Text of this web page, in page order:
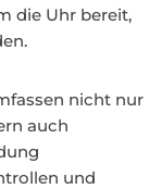
die Uhr bereit,
nicht nur
auch
und